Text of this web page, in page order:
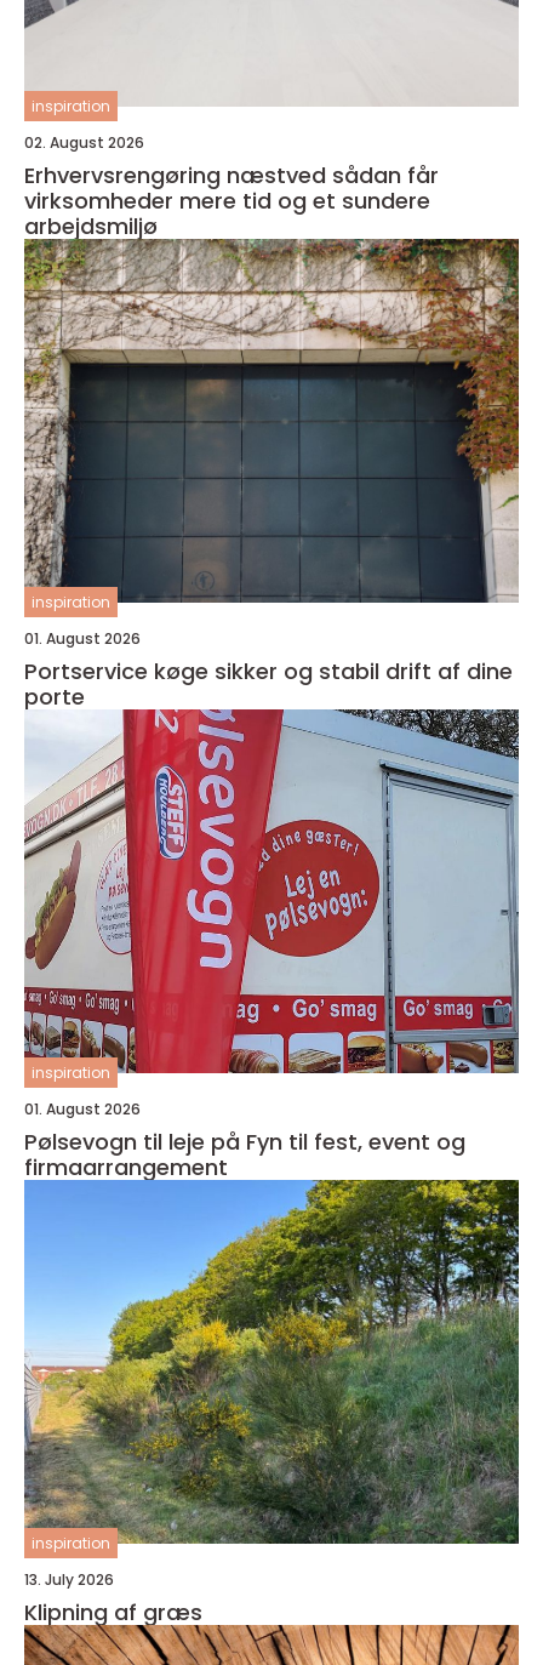
inspiration
02. August 2026
Erhvervsrengøring næstved sådan får
virksomheder mere tid og et sundere
arbejdsmiljø
inspiration
01. August 2026
Portservice køge sikker og stabil drift af dine
porte
inspiration
01. August 2026
Pølsevogn til leje på Fyn til fest, event og
firmaarrangement
inspiration
13. July 2026
Klipning af græs